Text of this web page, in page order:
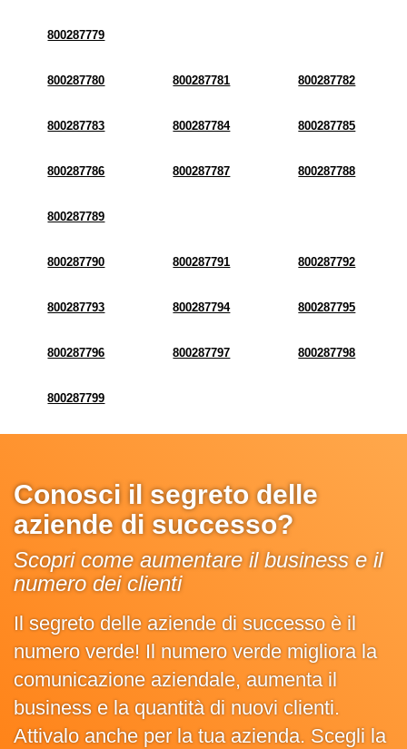
800287779
800287780 800287781 800287782
800287783 800287784 800287785
800287786 800287787 800287788
800287789
800287790 800287791 800287792
800287793 800287794 800287795
800287796 800287797 800287798
800287799
Conosci il segreto delle
aziende di successo?
Scopri come aumentare il business e il
numero dei clienti
Il segreto delle aziende di successo è il
numero verde! Il numero verde migliora la
comunicazione aziendale, aumenta il
business e la quantità di nuovi clienti.
Attivalo anche per la tua azienda. Scegli la